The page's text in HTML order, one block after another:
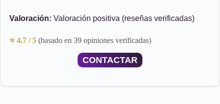
Valoración: Valoración positiva (reseñas verificadas)
⭐ 4.7 / 5 (basado en 39 opiniones verificadas)
CONTACTAR